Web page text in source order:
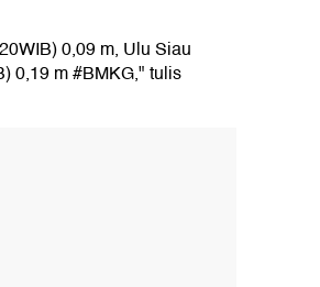
0,09 m, Ulu Siau
0,19 m #BMKG," tulis